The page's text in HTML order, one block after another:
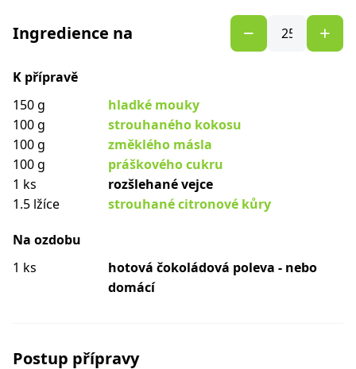
Ingredience na
K přípravě
150 g
hladké mouky
100 g
strouhaného kokosu
100 g
změklého másla
100 g
práškového cukru
1 ks
rozšlehané vejce
1.5 lžíce
strouhané citronové kůry
Na ozdobu
1 ks
hotová čokoládová poleva - nebo
domácí
Postup přípravy